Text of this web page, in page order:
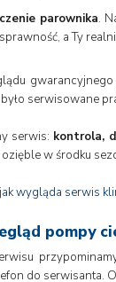
parownika.
a Ty
gwarancyjnego
serwisowane
serwis: kontrola,
w środku
jak wygląda serwis
pompy
do serwisanta.